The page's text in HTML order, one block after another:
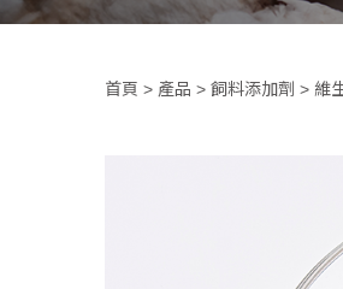
首頁 > 產品 > 飼料添加劑 > 維